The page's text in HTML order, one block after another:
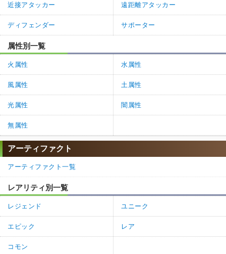
近接アタッカー 遠距離アタッカー
ディフェンダー サポーター
属性別一覧
火属性 水属性
風属性 土属性
光属性 闇属性
無属性
アーティファクト
アーティファクト一覧
レアリティ別一覧
レジェンド ユニーク
エピック レア
コモン